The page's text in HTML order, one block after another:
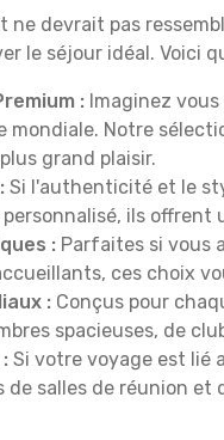
devrait pas
le séjour idéal. Voici
: Imaginez
mondiale. Notre
grand plaisir.
Si l'authenticité et le
ils offrent
: Parfaites si vous
ces choix
: Conçus pour
spacieuses, de
Si votre voyage est lié
de salles de réunion